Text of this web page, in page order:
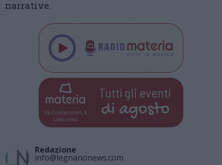
narrative.
Via Confalonieri, 5
Castronno
Tutti gli eventi
di agosto
Redazione
info@legnanonews.com